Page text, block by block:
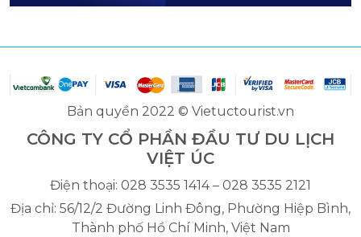
Bản quyền 2022 © Vietuctourist.vn
CÔNG TY CỔ PHẦN ĐẦU TƯ DU LỊCH
VIỆT ÚC
Điện thoại: 028 3535 1414 – 028 3535 2121
Địa chỉ: 56/12/2 Đường Linh Đông, Phường Hiệp Bình,
Thành phố Hồ Chí Minh, Việt Nam